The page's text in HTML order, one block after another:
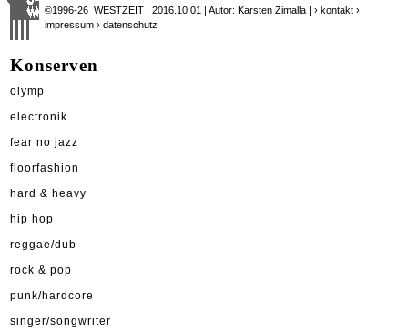
©1996-26 WESTZEIT | 2016.10.01 | Autor: Karsten Zimalla |› kontakt ›
impressum › datenschutz
Konserven
olymp
electronik
fear no jazz
floorfashion
hard & heavy
hip hop
reggae/dub
rock & pop
punk/hardcore
singer/songwriter